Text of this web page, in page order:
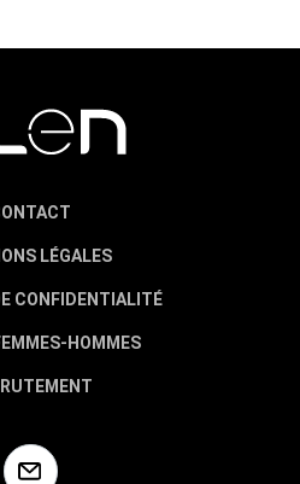
LÉGALES
CONFIDENTIALITÉ
HOMMES